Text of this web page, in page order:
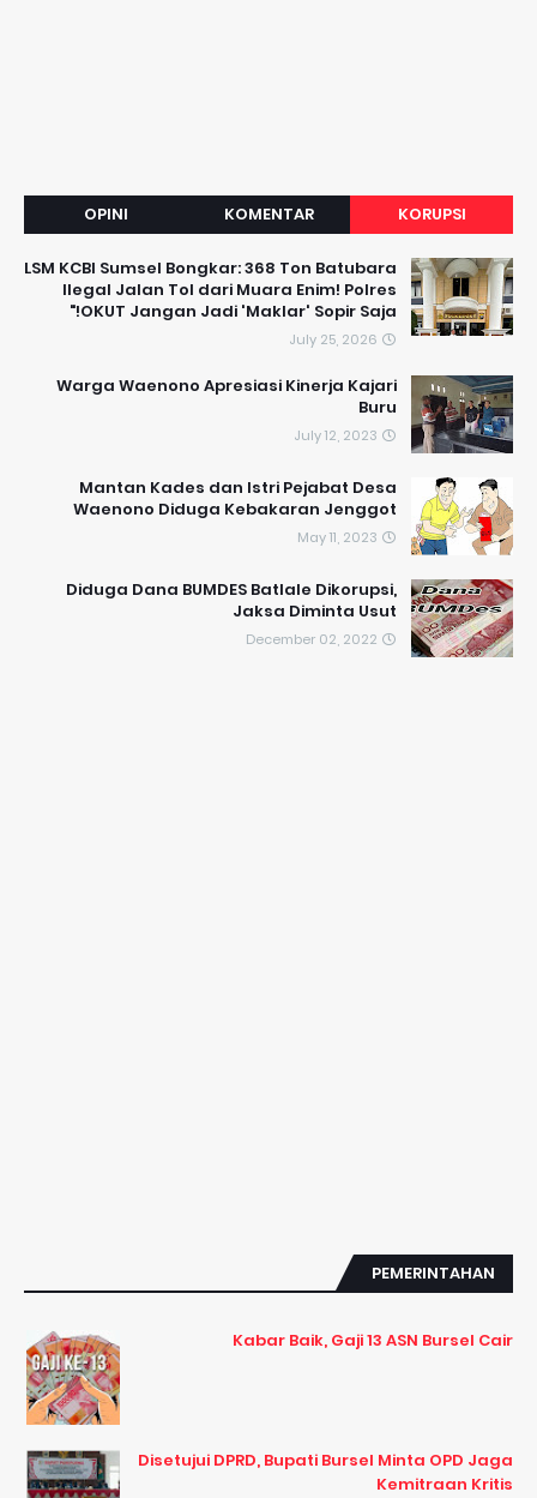
KORUPSI
KOMENTAR
OPINI
LSM KCBI Sumsel Bongkar: 368 Ton Batubara
Ilegal Jalan Tol dari Muara Enim! Polres
OKUT Jangan Jadi 'Maklar' Sopir Saja!"
July 25, 2026
Warga Waenono Apresiasi Kinerja Kajari
Buru
July 12, 2023
Mantan Kades dan Istri Pejabat Desa
Waenono Diduga Kebakaran Jenggot
May 11, 2023
Diduga Dana BUMDES Batlale Dikorupsi,
Jaksa Diminta Usut
December 02, 2022
PEMERINTAHAN
Kabar Baik, Gaji 13 ASN Bursel Cair
Disetujui DPRD, Bupati Bursel Minta OPD Jaga
Kemitraan Kritis